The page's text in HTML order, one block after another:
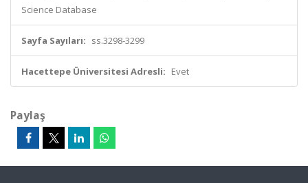
Science Database
Sayfa Sayıları: ss.3298-3299
Hacettepe Üniversitesi Adresli: Evet
Paylaş